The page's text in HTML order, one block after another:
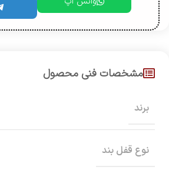
مشخصات فنی محصول
برند
نوع قفل بند